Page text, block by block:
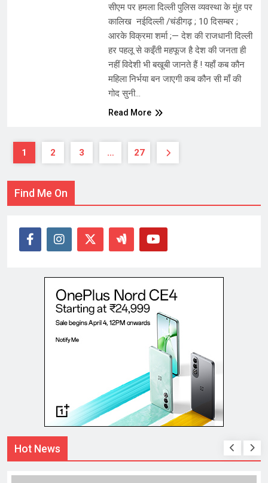
सीएम पर हमला दिल्ली पुलिस व्यवस्था के मुंह पर
कालिख नईदिल्ली /चंडीगढ़ ; 10 दिसम्बर ;
आरके विक्रमा शर्मा ;— देश की राजधानी दिल्ली
हर पहलू से कइँती महफूज है देश की जनता ही
नहीं विदेशी भी बखूबी जानते हैं ! यहाँ कब कौन
महिला निर्भया बन जाएगी कब कौन सी माँ की
गोद सुनी…
Read More
1 2 3 … 27
Find Me On
Hot News